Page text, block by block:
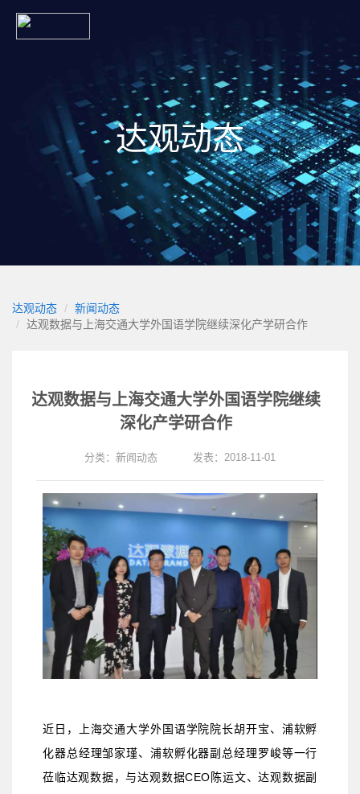
达观动态
达观动态
新闻动态
达观数据与上海交通大学外国语学院继续深化产学研合作
达观数据与上海交通大学外国语学院继续
深化产学研合作
分类： 新闻动态 发表：2018-11-01
近日，上海交通大学外国语学院院长胡开宝、浦软孵
化器总经理邹家瑾、浦软孵化器副总经理罗峻等一行
莅临达观数据，与达观数据CEO陈运文、达观数据副